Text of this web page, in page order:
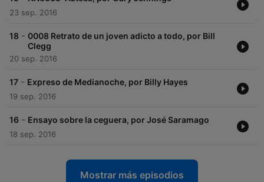
23 sep. 2016
18 - 0008 Retrato de un joven adicto a todo, por Bill
Clegg
20 sep. 2016
17 - Expreso de Medianoche, por Billy Hayes
19 sep. 2016
16 - Ensayo sobre la ceguera, por José Saramago
18 sep. 2016
Mostrar más episodios